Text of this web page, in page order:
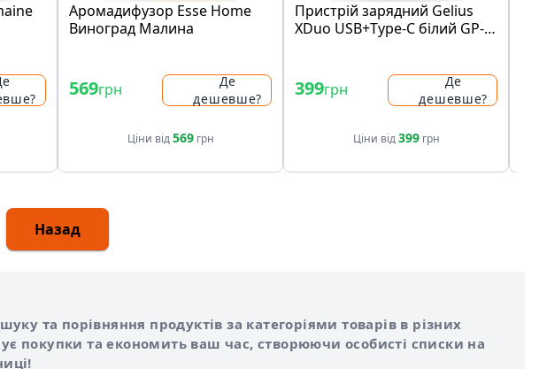
Аромадифузор Esse Home
Виноград Малина
569грн
Де
дешевше?
Ціни від569грн
Пристрій зарядний Gelius
XDuo USB+Type-C білий GP-
399грн
Де
дешевше?
Ціни від399грн
Назад
та порівняння продуктів за категоріями товарів в різних
покупки та економить ваш час, створюючи особисті списки на